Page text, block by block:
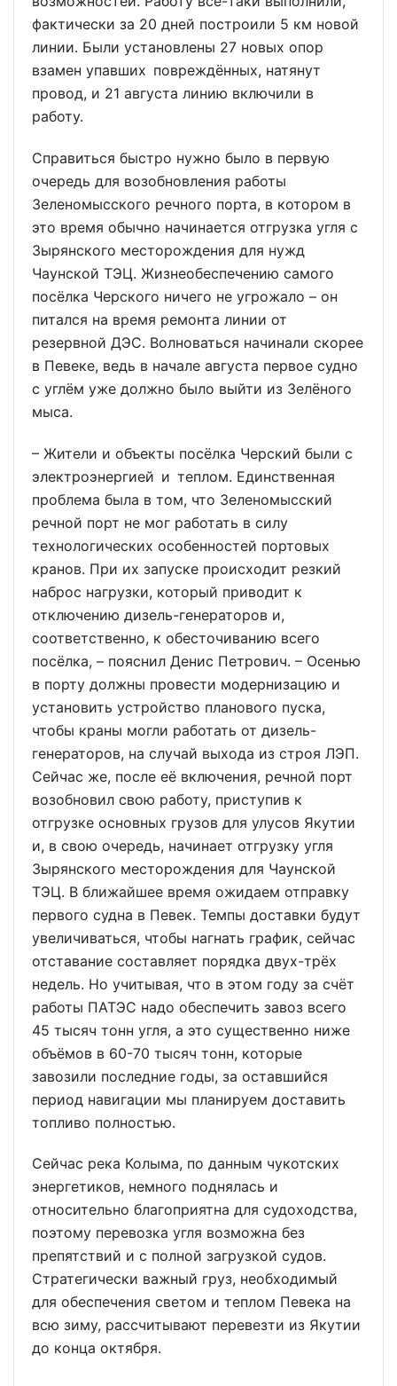
фактически за 20 дней построили 5 км новой
линии. Были установлены 27 новых опор
взамен упавших повреждённых, натянут
провод, и 21 августа линию включили в
работу.
Справиться быстро нужно было в первую
очередь для возобновления работы
Зеленомысского речного порта, в котором в
это время обычно начинается отгрузка угля с
Зырянского месторождения для нужд
Чаунской ТЭЦ. Жизнеобеспечению самого
посёлка Черского ничего не угрожало – он
питался на время ремонта линии от
резервной ДЭС. Волноваться начинали скорее
в Певеке, ведь в начале августа первое судно
с углём уже должно было выйти из Зелёного
мыса.
– Жители и объекты посёлка Черский были с
электроэнергией и теплом. Единственная
проблема была в том, что Зеленомысский
речной порт не мог работать в силу
технологических особенностей портовых
кранов. При их запуске происходит резкий
наброс нагрузки, который приводит к
отключению дизель-генераторов и,
соответственно, к обесточиванию всего
посёлка, – пояснил Денис Петрович. – Осенью
в порту должны провести модернизацию и
установить устройство планового пуска,
чтобы краны могли работать от дизель-
генераторов, на случай выхода из строя ЛЭП.
Сейчас же, после её включения, речной порт
возобновил свою работу, приступив к
отгрузке основных грузов для улусов Якутии
и, в свою очередь, начинает отгрузку угля
Зырянского месторождения для Чаунской
ТЭЦ. В ближайшее время ожидаем отправку
первого судна в Певек. Темпы доставки будут
увеличиваться, чтобы нагнать график, сейчас
отставание составляет порядка двух-трёх
недель. Но учитывая, что в этом году за счёт
работы ПАТЭС надо обеспечить завоз всего
45 тысяч тонн угля, а это существенно ниже
объёмов в 60-70 тысяч тонн, которые
завозили последние годы, за оставшийся
период навигации мы планируем доставить
топливо полностью.
Сейчас река Колыма, по данным чукотских
энергетиков, немного поднялась и
относительно благоприятна для судоходства,
поэтому перевозка угля возможна без
препятствий и с полной загрузкой судов.
Стратегически важный груз, необходимый
для обеспечения светом и теплом Певека на
всю зиму, рассчитывают перевезти из Якутии
до конца октября.